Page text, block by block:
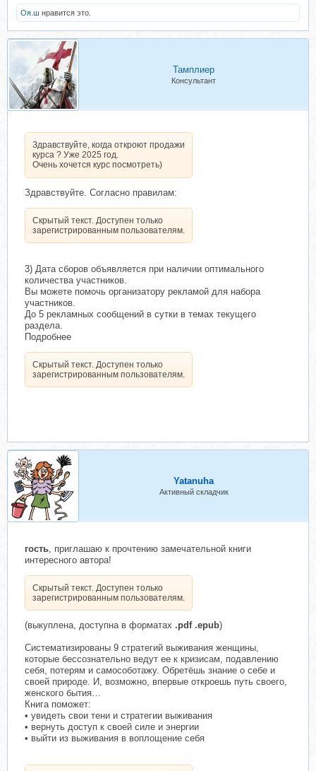
Оя.ш нравится это.
Тамплиер
Консультант
Здравствуйте, когда откроют продажи
курса ? Уже 2025 год.
Очень хочется курс посмотреть)
Здравствуйте. Согласно правилам:
Скрытый текст. Доступен только
зарегистрированным пользователям.
3) Дата сборов объявляется при наличии оптимального
количества участников.
Вы можете помочь организатору рекламой для набора
участников.
До 5 рекламных сообщений в сутки в темах текущего
раздела.
Подробнее
Скрытый текст. Доступен только
зарегистрированным пользователям.
Yatanuha
Активный складчик
гость , приглашаю к прочтению замечательной книги
интересного автора!
Скрытый текст. Доступен только
зарегистрированным пользователям.
(выкуплена, доступна в форматах .pdf .epub)
Систематизированы 9 стратегий выживания женщины,
которые бессознательно ведут ее к кризисам, подавлению
себя, потерям и самособотажу. Обретёшь знание о себе и
своей природе. И, возможно, впервые откроешь путь своего,
женского бытия…
Книга поможет:
• увидеть свои тени и стратегии выживания
• вернуть доступ к своей силе и энергии
• выйти из выживания в воплощение себя